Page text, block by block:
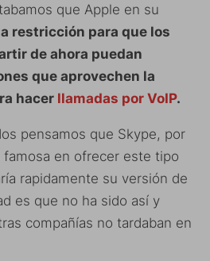
que Apple en su
restricción para que los
de ahora puedan
que aprovechen la
hacer llamadas por VoIP.
pensamos que Skype, por
famosa en ofrecer este tipo
rapidamente su versión de
es que no ha sido así y
compañías no tardaban en